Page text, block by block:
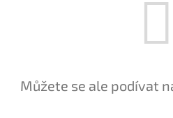
Můžete se ale podívat